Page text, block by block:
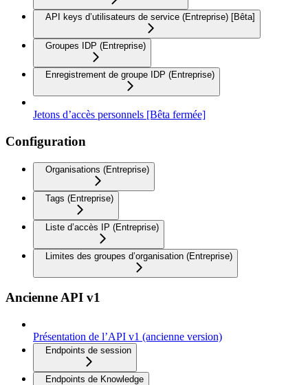
API keys d’utilisateurs de service (Entreprise) [Bêta]
Groupes IDP (Entreprise)
Enregistrement de groupe IDP (Entreprise)
Jetons d’accès personnels [Bêta fermée]
Configuration
Organisations (Entreprise)
Tags (Entreprise)
Liste d’accès IP (Entreprise)
Limites des groupes d’organisation (Entreprise)
Ancienne API v1
Présentation de l’API v1 (ancienne version)
Endpoints de session
Endpoints de Knowledge